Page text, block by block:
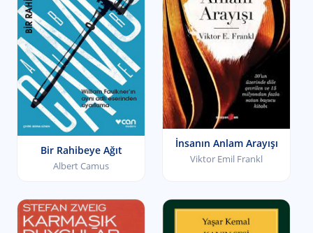
Bir Rahibeye Ağıt
Albert Camus
İnsanın Anlam Arayışı
Viktor Emil Frankl